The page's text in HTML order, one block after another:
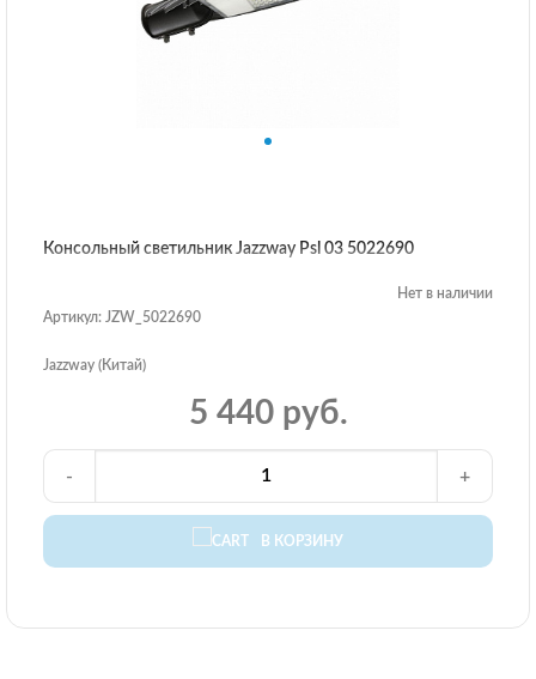
Консольный светильник Jazzway Psl 03 5022690
Нет в наличии
Артикул: JZW_5022690
Jazzway (Китай)
5 440 руб.
В КОРЗИНУ
- +